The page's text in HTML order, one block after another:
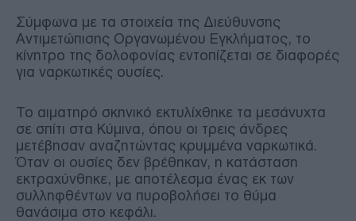
Σύμφωνα με τα στοιχεία της Διεύθυνσης
Αντιμετώπισης Οργανωμένου Εγκλήματος, το
κίνητρο της δολοφονίας εντοπίζεται σε διαφορές
για ναρκωτικές ουσίες.
Το αιματηρό σκηνικό εκτυλίχθηκε τα μεσάνυχτα
σε σπίτι στα Κύμινα, όπου οι τρεις άνδρες
μετέβησαν αναζητώντας κρυμμένα ναρκωτικά.
Όταν οι ουσίες δεν βρέθηκαν, η κατάσταση
εκτραχύνθηκε, με αποτέλεσμα ένας εκ των
συλληφθέντων να πυροβολήσει το θύμα
θανάσιμα στο κεφάλι.